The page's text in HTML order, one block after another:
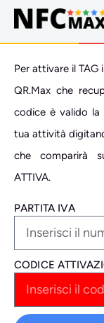
Per attivare il TAG
QR.Max che
codice è valido la
tua attività
che comparirà
ATTIVA.
PARTITA IVA
CODICE